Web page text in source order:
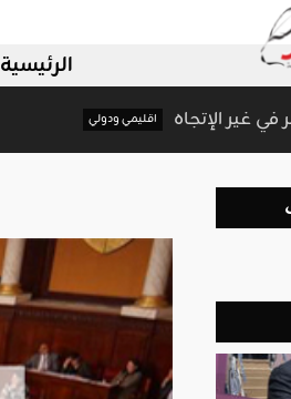
الرئيسية
يشهر في غير الإتجاه